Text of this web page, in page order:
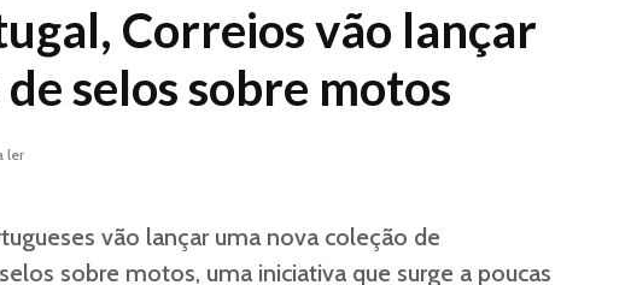
Correios vão lançar
selos sobre motos
ler
vão lançar uma nova coleção de
sobre motos, uma iniciativa que surge a poucas